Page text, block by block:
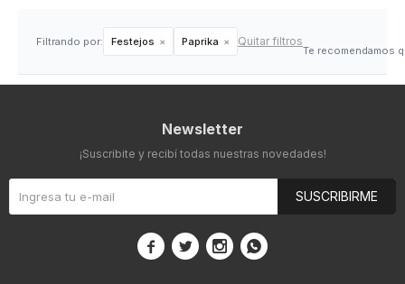
Filtrando por: Festejos Paprika Quitar filtros
Te recomendamos
Newsletter
¡Suscribite y recibí todas nuestras novedades!
SUSCRIBIRME
   